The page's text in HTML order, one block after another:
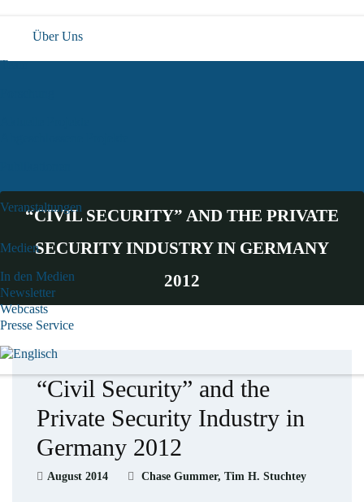
Über Uns
Team
Veranstaltungen
Medien
In den Medien
Newsletter
Webcasts
Presse Service
“CIVIL SECURITY” AND THE PRIVATE
SECURITY INDUSTRY IN GERMANY
2012
“Civil Security” and the
Private Security Industry in
Germany 2012
August 2014 Chase Gummer, Tim H. Stuchtey